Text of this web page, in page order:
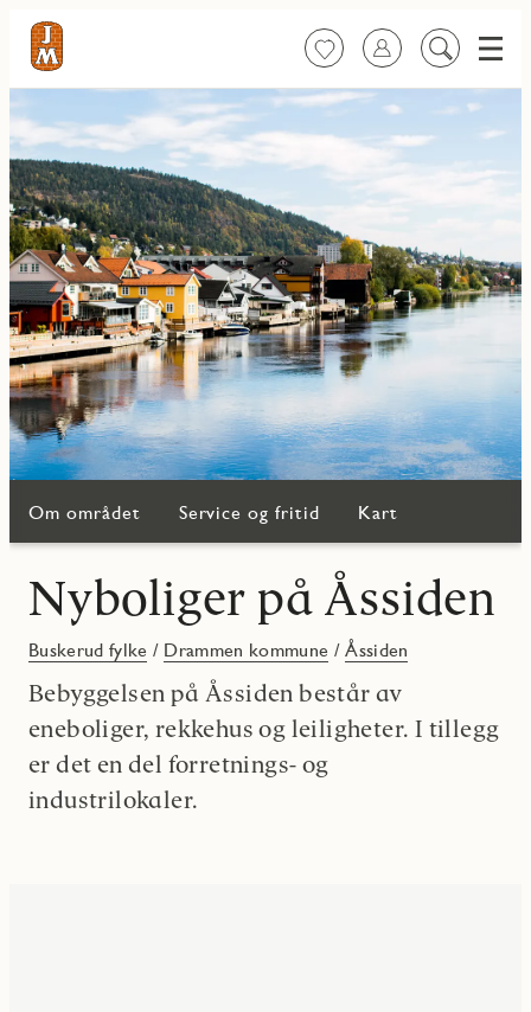
FavoritterLogg inn
Søk
Meny
Om området Service og fritid Kart
Nyboliger på Åssiden
Buskerud fylke / Drammen kommune /Åssiden
Bebyggelsen på Åssiden består av
eneboliger, rekkehus og leiligheter. I tillegg
er det en del forretnings- og
industrilokaler.